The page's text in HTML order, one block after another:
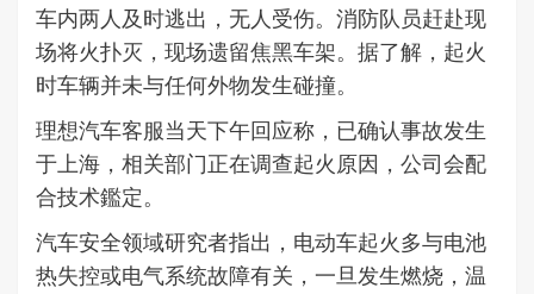
车内两人及时逃出，无人受伤。消防队员赶赴现
场将火扑灭，现场遗留焦黑车架。据了解，起火
时车辆并未与任何外物发生碰撞。
理想汽车客服当天下午回应称，已确认事故发生
于上海，相关部门正在调查起火原因，公司会配
合技术鑑定。
汽车安全领域研究者指出，电动车起火多与电池
热失控或电气系统故障有关，一旦发生燃烧，温